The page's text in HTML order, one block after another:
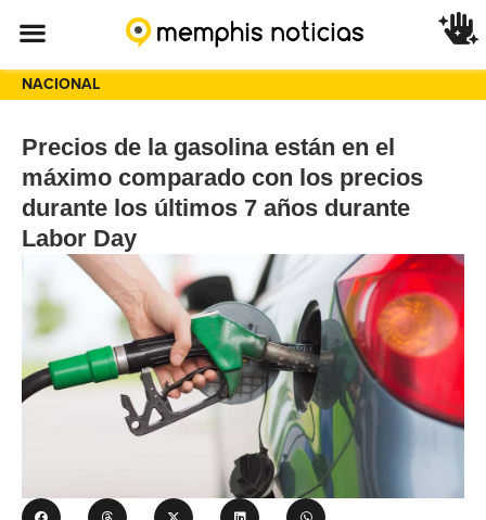
NACIONAL
Precios de la gasolina están en el
máximo comparado con los precios
durante los últimos 7 años durante
Labor Day